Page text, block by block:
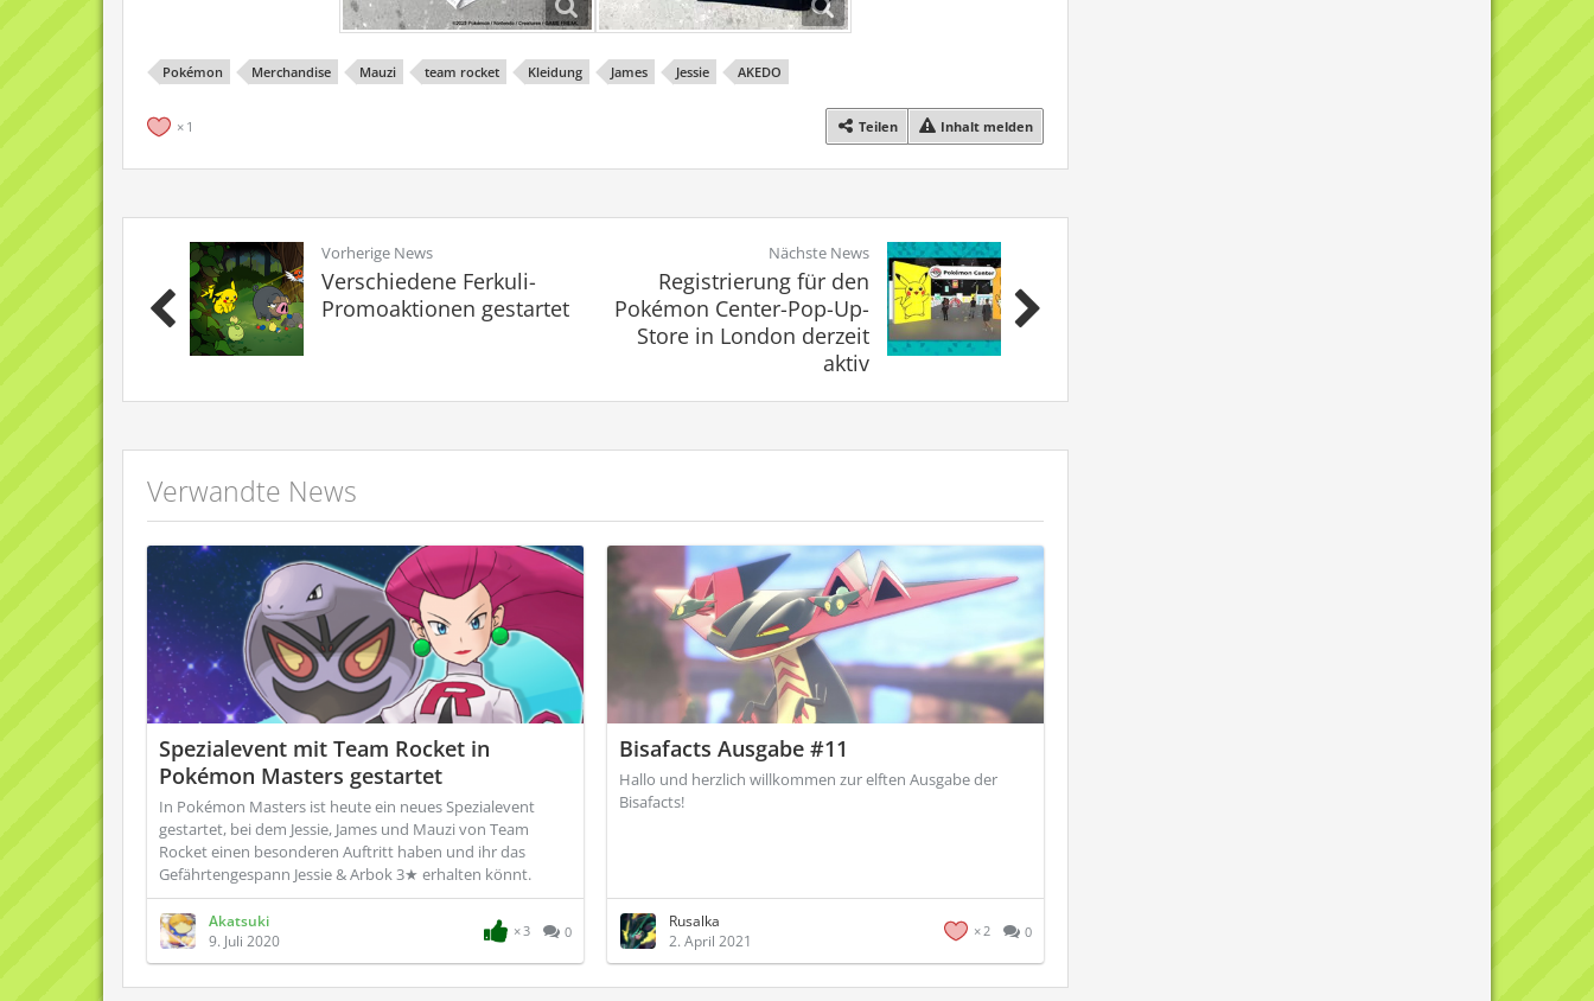
Pokémon Merchandise Mauzi team rocket Kleidung James Jessie AKEDO
1 Teilen Inhalt melden
Vorherige News
Verschiedene Ferkuli-
Promoaktionen gestartet
Nächste News
Registrierung für den
Pokémon Center-Pop-Up-
Store in London derzeit
aktiv
Verwandte News
Spezialevent mit Team Rocket in
Pokémon Masters gestartet
In Pokémon Masters ist heute ein neues Spezialevent
gestartet, bei dem Jessie, James und Mauzi von Team
Rocket einen besonderen Auftritt haben und ihr das
Gefährtengespann Jessie & Arbok 3★ erhalten könnt.
Akatsuki
9. Juli 2020
3 0
Bisafacts Ausgabe #11
Hallo und herzlich willkommen zur elften Ausgabe der
Bisafacts!
Rusalka
2. April 2021
2 0